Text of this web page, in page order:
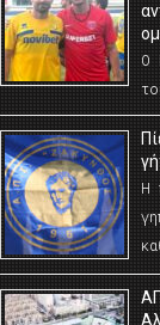
Ο
Η